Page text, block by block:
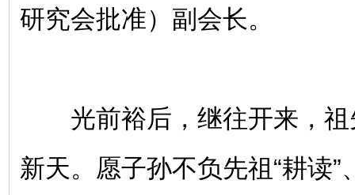
研究会批准）副会长。
光前裕后，继往开来，祖
新天。愿子孙不负先祖“耕读”